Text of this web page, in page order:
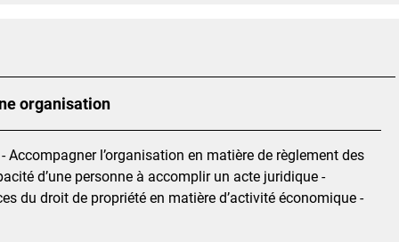
organisation
l’organisation en matière de règlement des
d’une personne à accomplir un acte juridique -
du droit de propriété en matière d’activité économique -